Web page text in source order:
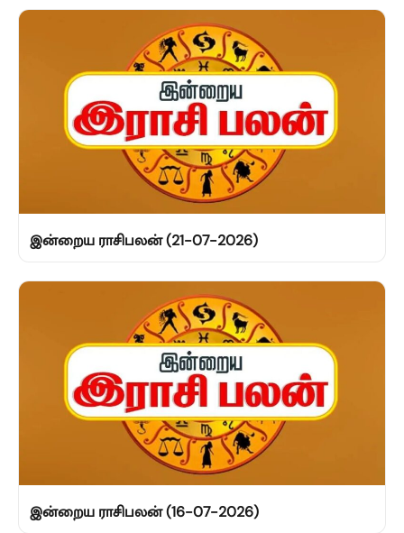
இன்றைய ராசிபலன் (21-07-2026)
இன்றைய ராசிபலன் (16-07-2026)